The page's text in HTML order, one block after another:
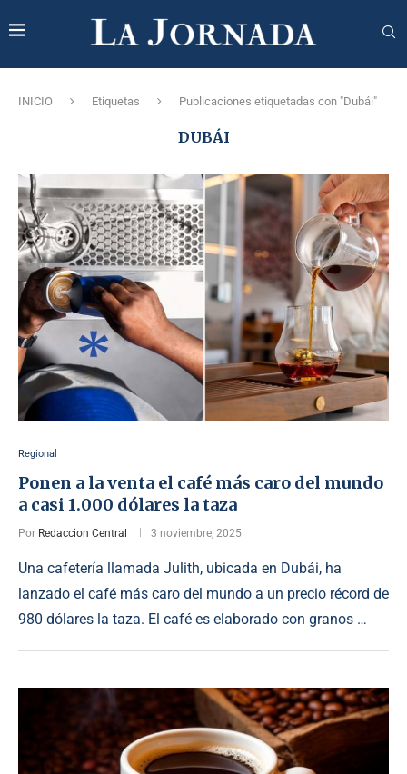
INICIO Etiquetas Publicaciones etiquetadas con "Dubái"
DUBÁI
Regional
Ponen a la venta el café más caro del mundo
a casi 1.000 dólares la taza
Por Redaccion Central 3 noviembre, 2025
Una cafetería llamada Julith, ubicada en Dubái, ha
lanzado el café más caro del mundo a un precio récord de
980 dólares la taza. El café es elaborado con granos …